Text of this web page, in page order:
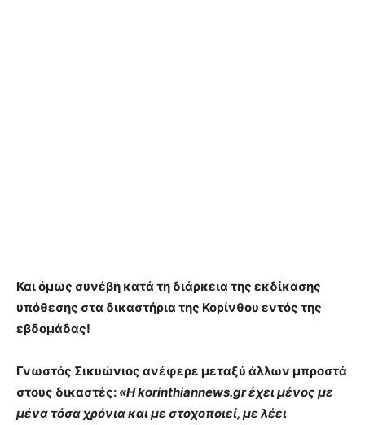
Και όμως συνέβη κατά τη διάρκεια της εκδίκασης
υπόθεσης στα δικαστήρια της Κορίνθου εντός της
εβδομάδας!
Γνωστός Σικυώνιος ανέφερε μεταξύ άλλων μπροστά
στους δικαστές: «Η korinthiannews.gr έχει μένος με
μένα τόσα χρόνια και με στοχοποιεί, με λέει